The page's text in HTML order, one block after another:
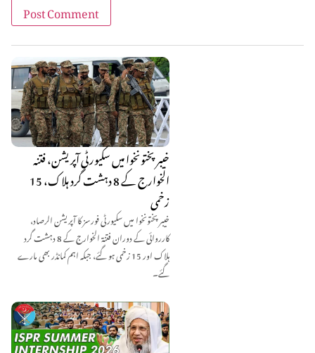
خیبر پختونخوا میں سکیورٹی آپریشن، فتنہ
الخوارج کے 8 دہشت گرد ہلاک، 15
زخمی
خیبر پختونخوا میں سکیورٹی فورسز کا آپریشن الرصاد،
کارروائی کے دوران فتنۃ الخوارج کے 8 دہشت گرد
ہلاک اور 15 زخمی ہو گئے، جبکہ اہم کمانڈر بھی مارے
گئے۔